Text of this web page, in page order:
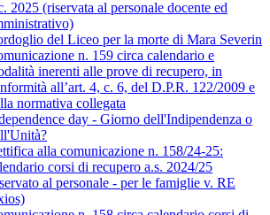
2025 (riservata al personale docente ed
del Liceo per la morte di Mara Severin
n. 159 circa calendario e
inerenti alle prove di recupero, in
all’art. 4, c. 6, del D.P.R. 122/2009 e
normativa collegata
day - Giorno dell'Indipendenza o
alla comunicazione n. 158/24-25:
corsi di recupero a.s. 2024/25
al personale - per le famiglie v. RE